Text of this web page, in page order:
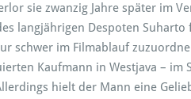
sie zwanzig Jahre später im
langjährigen Despoten
schwer im Filmablauf
Kaufmann in Westjava – im
hielt der Mann eine